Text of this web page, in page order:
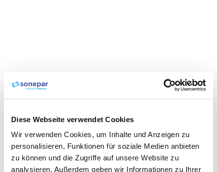
Diese Webseite verwendet Cookies
Wir verwenden Cookies, um Inhalte und Anzeigen zu
personalisieren, Funktionen für soziale Medien anbieten
zu können und die Zugriffe auf unsere Website zu
analysieren. Außerdem geben wir Informationen zu Ihrer